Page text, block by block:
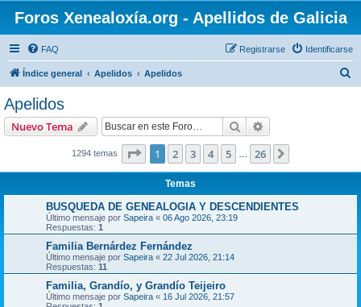
Foros Xenealoxía.org - Apellidos de Galicia
FAQ Identificarse
Registrarse
Índice general Apelidos Apelidos
Apelidos
Nuevo Tema Buscar
1294 temas Página de 26
1 2 3 4 5 26
Temas
BUSQUEDA DE GENEALOGIA Y DESCENDIENTES
Último mensaje por Sapeira « 06 Ago 2026, 23:19
Respuestas: 1
Familia Bernárdez Fernández
Último mensaje por Sapeira « 22 Jul 2026, 21:14
Respuestas: 11
Familia, Grandío, y Grandío Teijeiro
Último mensaje por Sapeira « 16 Jul 2026, 21:57